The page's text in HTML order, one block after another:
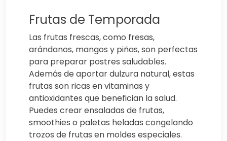
Frutas de Temporada
Las frutas frescas, como fresas,
arándanos, mangos y piñas, son perfectas
para preparar postres saludables.
Además de aportar dulzura natural, estas
frutas son ricas en vitaminas y
antioxidantes que benefician la salud.
Puedes crear ensaladas de frutas,
smoothies o paletas heladas congelando
trozos de frutas en moldes especiales.